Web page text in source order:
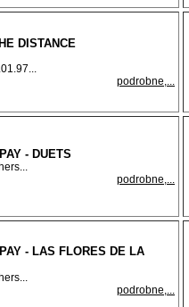
DISTANCE
podrobne,...
- DUETS
podrobne,...
- LAS FLORES DE LA
podrobne,...